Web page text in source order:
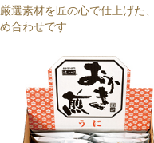
厳選素材を匠の心で仕上げた
め合わせです